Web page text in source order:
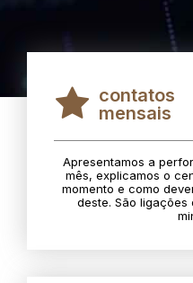
contatos
mensais
Apresentamos a
mês, explicamos o
momento e como
deste. São ligações